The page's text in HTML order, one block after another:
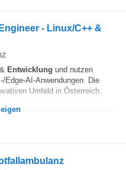
- Linux/C++ &
& Entwicklung und nutzen
Edge-AI-Anwendungen. Die
Umfeld in Österreich.